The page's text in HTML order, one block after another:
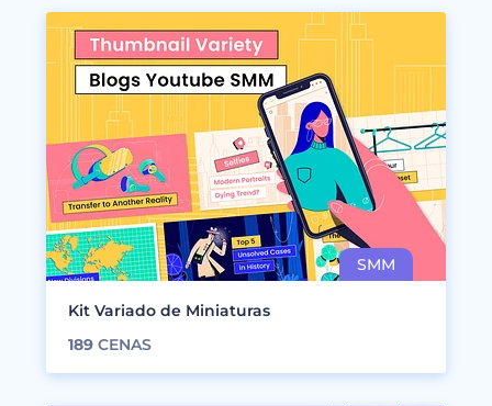
Kit Variado de Miniaturas
189 CENAS